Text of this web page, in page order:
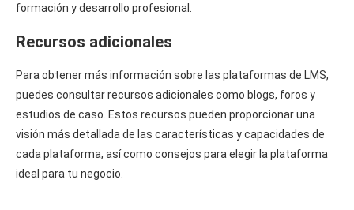
formación y desarrollo profesional.
Recursos adicionales
Para obtener más información sobre las plataformas de LMS,
puedes consultar recursos adicionales como blogs, foros y
estudios de caso. Estos recursos pueden proporcionar una
visión más detallada de las características y capacidades de
cada plataforma, así como consejos para elegir la plataforma
ideal para tu negocio.